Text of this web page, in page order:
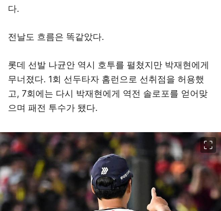
다.
전날도 흐름은 똑같았다.
롯데 선발 나균안 역시 호투를 펼쳤지만 박재현에게
무너졌다. 1회 선두타자 홈런으로 선취점을 허용했
고, 7회에는 다시 박재현에게 역전 솔로포를 얻어맞
으며 패전 투수가 됐다.